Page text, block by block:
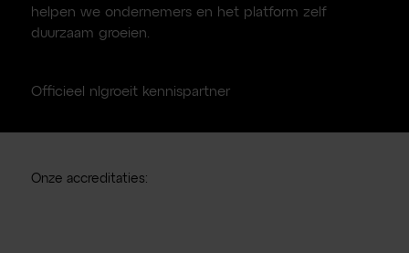
helpen we ondernemers en het platform zelf
duurzaam groeien.
Officieel nlgroeit kennispartner
Onze accreditaties: